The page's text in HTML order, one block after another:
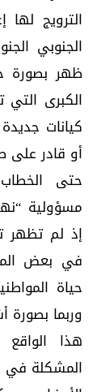
الترويج لها
الجنوبي
ظهر بصورة
الكبرى
كيانات
أو قادر على
حتى
مسؤولية
إذ لم تظهر
في بعض
حياة
وربما بصورة
هذا
المشكلة في